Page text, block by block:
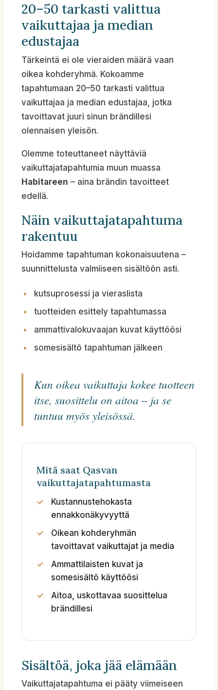
20–50 tarkasti valittua
vaikuttajaa ja median
edustajaa
Tärkeintä ei ole vieraiden määrä vaan
oikea kohderyhmä. Kokoamme
tapahtumaan 20–50 tarkasti valittua
vaikuttajaa ja median edustajaa, jotka
tavoittavat juuri sinun brändillesi
olennaisen yleisön.
Olemme toteuttaneet näyttäviä
vaikuttajatapahtumia muun muassa
Habitareen – aina brändin tavoitteet
edellä.
Näin vaikuttajatapahtuma
rakentuu
Hoidamme tapahtuman kokonaisuutena –
suunnittelusta valmiiseen sisältöön asti.
kutsuprosessi ja vieraslista
tuotteiden esittely tapahtumassa
ammattivalokuvaajan kuvat käyttöösi
somesisältö tapahtuman jälkeen
Kun oikea vaikuttaja kokee tuotteen
itse, suosittelu on aitoa – ja se
tuntuu myös yleisössä.
Mitä saat Qasvan
vaikuttajatapahtumasta
Kustannustehokasta
ennakkonäkyvyyttä
Oikean kohderyhmän
tavoittavat vaikuttajat ja media
Ammattilaisten kuvat ja
somesisältö käyttöösi
Aitoa, uskottavaa suosittelua
brändillesi
Sisältöä, joka jää elämään
Vaikuttajatapahtuma ei pääty viimeiseen